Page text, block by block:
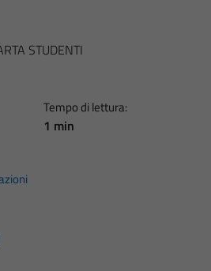
STUDENTI
Tempo di lettura:
1 min